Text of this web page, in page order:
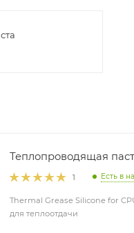
Теплопроводящая
1 Есть в
Thermal Grease Silicone for
для теплоотдачи